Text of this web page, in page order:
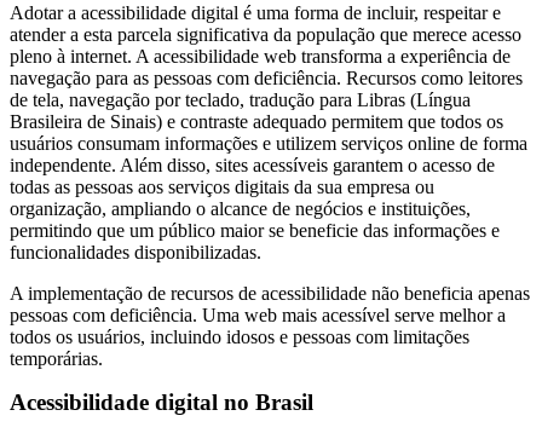
Adotar a acessibilidade digital é uma forma de incluir, respeitar e
atender a esta parcela significativa da população que merece acesso
pleno à internet. A acessibilidade web transforma a experiência de
navegação para as pessoas com deficiência. Recursos como leitores
de tela, navegação por teclado, tradução para Libras (Língua
Brasileira de Sinais) e contraste adequado permitem que todos os
usuários consumam informações e utilizem serviços online de forma
independente. Além disso, sites acessíveis garantem o acesso de
todas as pessoas aos serviços digitais da sua empresa ou
organização, ampliando o alcance de negócios e instituições,
permitindo que um público maior se beneficie das informações e
funcionalidades disponibilizadas.
A implementação de recursos de acessibilidade não beneficia apenas
pessoas com deficiência. Uma web mais acessível serve melhor a
todos os usuários, incluindo idosos e pessoas com limitações
temporárias.
Acessibilidade digital no Brasil